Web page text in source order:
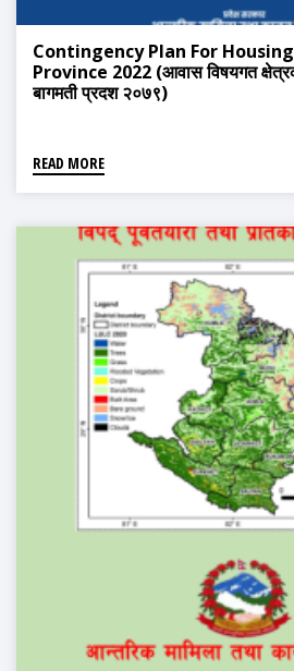
Contingency Plan For
Province 2022 (आवास विषयगत
बागमती प्रदश २०७९)
READ MORE